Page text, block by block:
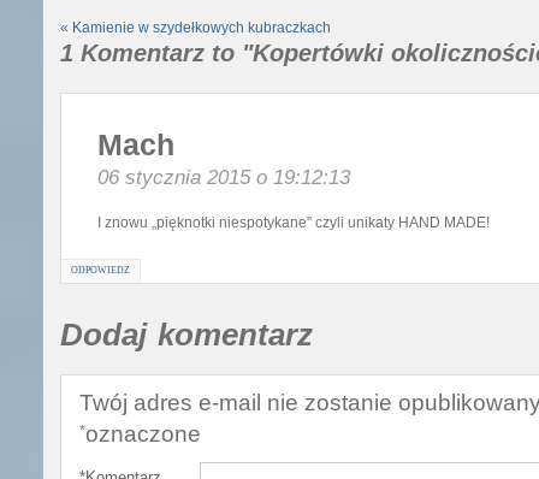
« Kamienie w szydełkowych kubraczkach
1 Komentarz to "Kopertówki
Mach
06 stycznia 2015 o 19:12:13
I znowu „pięknotki niespotykane” czyli unikaty HAND MADE!
ODPOWIEDZ
Dodaj komentarz
Twój adres e-mail nie zostanie
oznaczone
*